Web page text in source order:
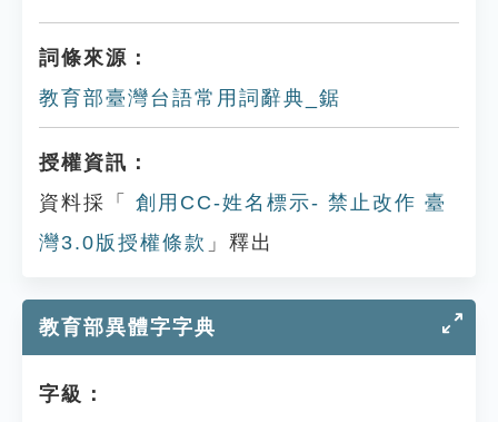
詞條來源：
教育部臺灣台語常用詞辭典_鋸
授權資訊：
資料採「
創用CC-姓名標示- 禁止改作 臺
灣3.0版授權條款 」釋出
教育部異體字字典
字級：